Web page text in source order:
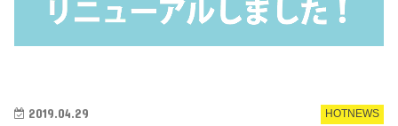
HOTNEWS
2019.04.29